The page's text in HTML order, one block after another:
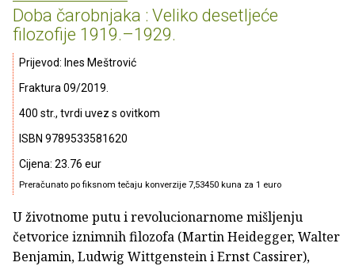
Doba čarobnjaka : Veliko desetljeće
filozofije 1919.–1929.
Prijevod: Ines Meštrović
Fraktura 09/2019.
400 str., tvrdi uvez s ovitkom
ISBN 9789533581620
Cijena: 23.76 eur
Preračunato po fiksnom tečaju konverzije 7,53450 kuna za 1 euro
U životnome putu i revolucionarnome mišljenju
četvorice iznimnih filozofa (Martin Heidegger, Walter
Benjamin, Ludwig Wittgenstein i Ernst Cassirer),